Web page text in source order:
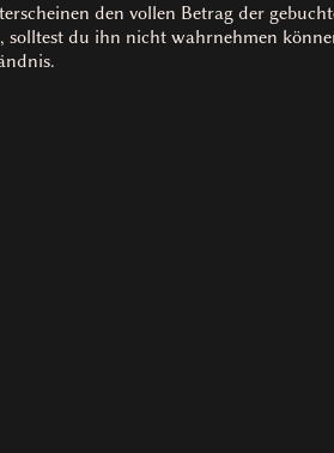
den vollen Betrag der
solltest du ihn nicht wahrnehmen